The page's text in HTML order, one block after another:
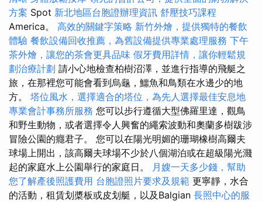
方案 Spot 新北地區台胞證辦理資訊 舒壓技巧課程
America。 高效的關鍵字策略 新竹外燴，提供獨特的餐飲
體驗 餐飲設備回收推薦，為舊設備提供專業處理服務 下午
茶外燴，讓您的茶會更具品味 假牙費用詳情，讓你輕鬆規
劃治療計劃 請小心地檢查柏樹沼澤，並進行指導的飛艇之
旅，在那裡您可能會看到烏龜，鱷魚和鳥類在水邊少的地
方。 塔位風水，選擇適合的塔位，為先人選擇最佳安息地
專業會計事務所服務 您可以步行遵循大型佛羅里達，觀鳥
和野生動物，或者選擇令人興奮的繩索波動和奧蘭多樹跋涉
冒險公園的癮君子。 您可以在陽光明媚的珊瑚橡樹高爾夫
球場上開出，該高爾夫球場不少於八個湖泊或在超級陽光濺
起的家庭水上公園舉行的家庭日。 月嫂一天多少錢，幫助
您了解產後照護費用 台胞證照片要求及規範 更寧靜，水合
的活動，租賃划槳板或皮划艇，以及Balgian 長照中心的服